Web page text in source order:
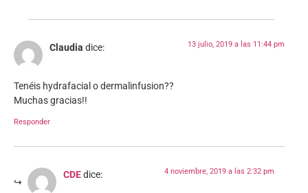
Claudia dice: 13 julio, 2019 a las 11:44 pm
Tenéis hydrafacial o dermalinfusion??
Muchas gracias!!
Responder
CDEdice: 4 noviembre, 2019 a las 2:32 pm